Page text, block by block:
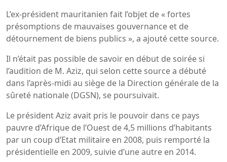
L’ex-président mauritanien fait l’objet de « fortes
présomptions de mauvaises gouvernance et de
détournement de biens publics », a ajouté cette source.
Il n’était pas possible de savoir en début de soirée si
l’audition de M. Aziz, qui selon cette source a débuté
dans l’après-midi au siège de la Direction générale de la
sûreté nationale (DGSN), se poursuivait.
Le président Aziz avait pris le pouvoir dans ce pays
pauvre d’Afrique de l’Ouest de 4,5 millions d’habitants
par un coup d’Etat militaire en 2008, puis remporté la
présidentielle en 2009, suivie d’une autre en 2014.